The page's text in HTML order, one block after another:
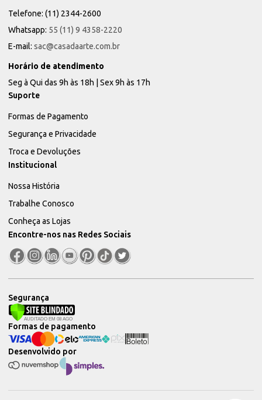
Telefone: (11) 2344-2600
Whatsapp: 55 (11) 9 4358-2220
E-mail: sac@casadaarte.com.br
Horário de atendimento
Seg à Qui das 9h às 18h | Sex 9h às 17h
Suporte
Formas de Pagamento
Segurança e Privacidade
Troca e Devoluções
Institucional
Nossa História
Trabalhe Conosco
Conheça as Lojas
Encontre-nos nas Redes Sociais
Segurança
Desenvolvido por
Formas de pagamento